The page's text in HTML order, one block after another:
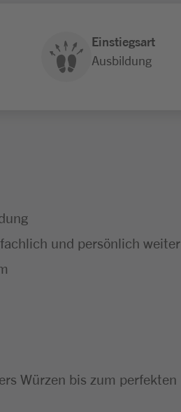
Einstiegsart
Ausbildung
und persönlich weiter
Würzen bis zum perfekten